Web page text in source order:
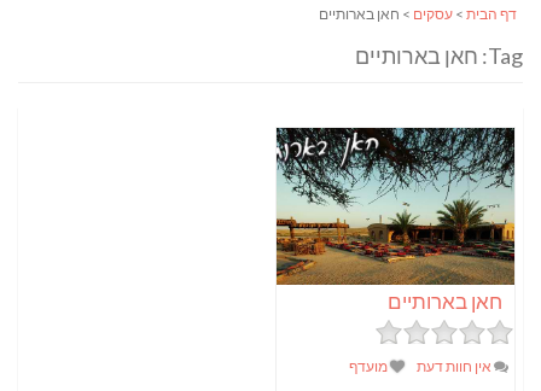
דף הבית > עסקים > חאן בארותיים
Tag: חאן בארותיים
חאן בארותיים
אין חוות דעת מועדף